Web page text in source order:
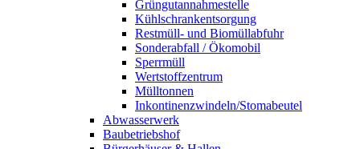
Grüngutannahmestelle
Kühlschrankentsorgung
Restmüll- und Biomüllabfuhr
Sonderabfall / Ökomobil
Sperrmüll
Wertstoffzentrum
Mülltonnen
Inkontinenzwindeln/Stomabeutel
Abwasserwerk
Baubetriebshof